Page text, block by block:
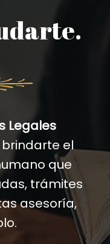
Legales
el
que
trámites
asesoría,